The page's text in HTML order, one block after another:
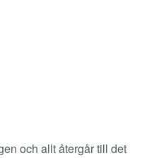
och allt återgår till det